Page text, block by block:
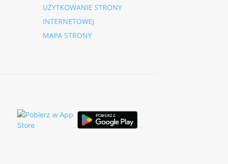
UŻYTKOWANIE STRONY
INTERNETOWEJ
MAPA STRONY